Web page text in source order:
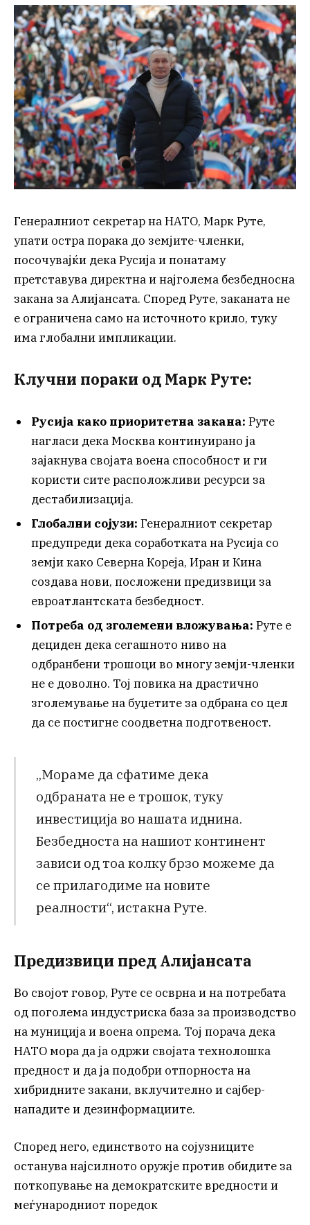
Генералниот секретар на НАТО, Марк Руте,
упати остра порака до земјите-членки,
посочувајќи дека Русија и понатаму
претставува директна и најголема безбедносна
закана за Алијансата. Според Руте, заканата не
е ограничена само на источното крило, туку
има глобални импликации.
Клучни пораки од Марк Руте:
Русија како приоритетна закана: Руте
нагласи дека Москва континуирано ја
зајакнува својата воена способност и ги
користи сите расположливи ресурси за
дестабилизација.
Глобални сојузи: Генералниот секретар
предупреди дека соработката на Русија со
земји како Северна Кореја, Иран и Кина
создава нови, посложени предизвици за
евроатлантската безбедност.
Потреба од зголемени вложувања: Руте е
дециден дека сегашното ниво на
одбранбени трошоци во многу земји-членки
не е доволно. Тој повика на драстично
зголемување на буџетите за одбрана со цел
да се постигне соодветна подготвеност.
„Мораме да сфатиме дека
одбраната не е трошок, туку
инвестиција во нашата иднина.
Безбедноста на нашиот континент
зависи од тоа колку брзо можеме да
се прилагодиме на новите
реалности“, истакна Руте.
Предизвици пред Алијансата
Во својот говор, Руте се осврна и на потребата
од поголема индустриска база за производство
на муниција и воена опрема. Тој порача дека
НАТО мора да ја одржи својата технолошка
предност и да ја подобри отпорноста на
хибридните закани, вклучително и сајбер-
нападите и дезинформациите.
Според него, единството на сојузниците
останува најсилното оружје против обидите за
поткопување на демократските вредности и
меѓународниот поредок